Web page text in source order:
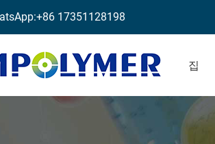
17351128198
집